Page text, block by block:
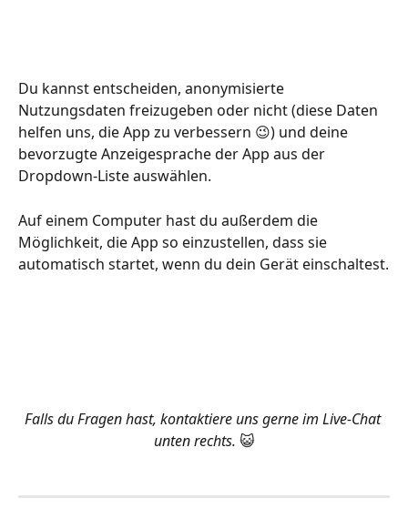
Du kannst entscheiden, anonymisierte
Nutzungsdaten freizugeben oder nicht (diese Daten
helfen uns, die App zu verbessern 😉) und deine
bevorzugte Anzeigesprache der App aus der
Dropdown-Liste auswählen.
Auf einem Computer hast du außerdem die
Möglichkeit, die App so einzustellen, dass sie
automatisch startet, wenn du dein Gerät einschaltest.
Falls du Fragen hast, kontaktiere uns gerne im Live-Chat
unten rechts. 😺